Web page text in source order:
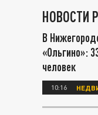
НОВОСТИ
В
«Ольгино»:
человек
10:16